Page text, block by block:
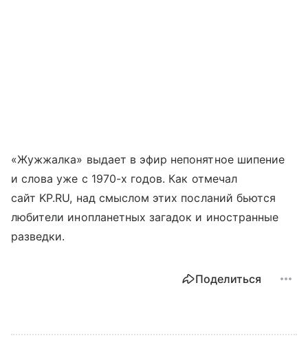
«Жужжалка» выдает в эфир непонятное шипение
и слова уже с 1970-х годов. Как отмечал
сайт KP.RU, над смыслом этих посланий бьются
любители инопланетных загадок и иностранные
разведки.
Поделиться